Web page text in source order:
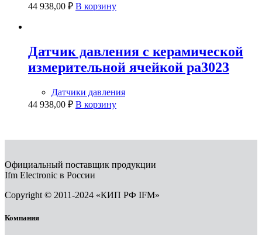
44 938,00 ₽ В корзину
Датчик давления с керамической
измерительной ячейкой pa3023
Датчики давления
44 938,00 ₽ В корзину
Официальный поставщик продукции
Ifm Electronic в России
Copyright © 2011-2024 «КИП РФ IFM»
Компания